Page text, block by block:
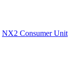
NX2 Consumer Unit